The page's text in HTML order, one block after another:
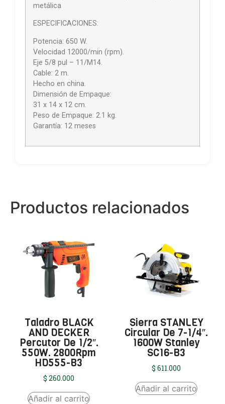
metálica
ESPECIFICACIONES:
Potencia: 650 W.
Velocidad 12000/min (rpm).
Eje 5/8 pul – 11/M14.
Cable: 2 m.
Hecho en china.
Dimensión de Empaque:
31 x 14 x 12 cm.
Peso de Empaque: 2.1 kg.
Garantía: 12 meses
Productos relacionados
Taladro BLACK
AND DECKER
Percutor De 1/2″.
550W. 2800Rpm
HD555-B3
$ 260.000
Añadir al carrito
Sierra STANLEY
Circular De 7-1/4″.
1600W Stanley
SC16-B3
$ 611.000
Añadir al carrito